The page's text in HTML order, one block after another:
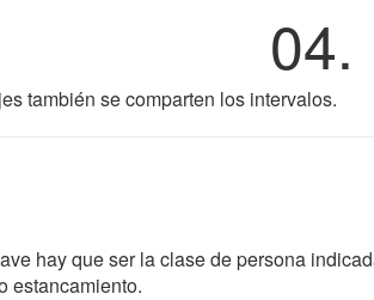
04.
también se comparten los intervalos.
hay que ser la clase de persona
estancamiento.